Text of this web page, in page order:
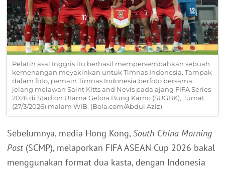
Pelatih asal Inggris itu berhasil mempersembahkan sebuah
kemenangan meyakinkan untuk Timnas Indonesia. Tampak
dalam foto, pemain Timnas Indonesia berfoto bersama
jelang melawan Saint Kitts and Nevis pada ajang FIFA Series
2026 di Stadion Utama Gelora Bung Karno (SUGBK), Jumat
(27/3/2026) malam WIB. (Bola.com/Abdul Aziz)
Sebelumnya, media Hong Kong, South China Morning
Post(SCMP), melaporkan FIFA ASEAN Cup 2026 bakal
menggunakan format dua kasta, dengan Indonesia